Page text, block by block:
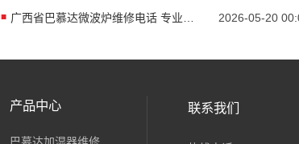
2026-05-20
产品中心 联系我们